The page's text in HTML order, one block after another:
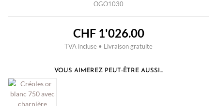
OGO1030
CHF1'026.00
TVA incluse • Livraison gratuite
VOUS AIMEREZ PEUT-ÊTRE AUSSI…